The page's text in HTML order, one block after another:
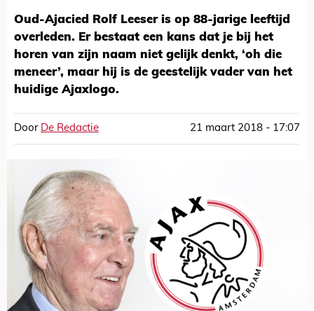
Oud-Ajacied Rolf Leeser is op 88-jarige leeftijd
overleden. Er bestaat een kans dat je bij het
horen van zijn naam niet gelijk denkt, ‘oh die
meneer’, maar hij is de geestelijk vader van het
huidige Ajaxlogo.
Door De Redactie 21 maart 2018 - 17:07